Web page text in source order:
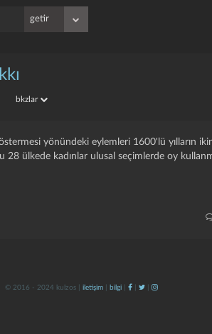
bkzlar
yönündeki eylemleri 1600'lü yılların
ülkede kadınlar ulusal seçimlerde oy
© 2016 - 2024 kulzos | iletişim bilgi